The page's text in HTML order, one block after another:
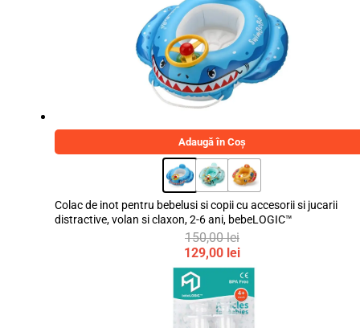
50,00 lei.
39,00 lei.
Adaugă în Coș
Colac de inot pentru bebelusi si copii cu accesorii si jucarii
distractive, volan si claxon, 2-6 ani, bebeLOGIC™
150,00lei
Prețul
inițial
fost:
150,00 lei.
129,00 lei
Prețul
curent
este:
129,00 lei.